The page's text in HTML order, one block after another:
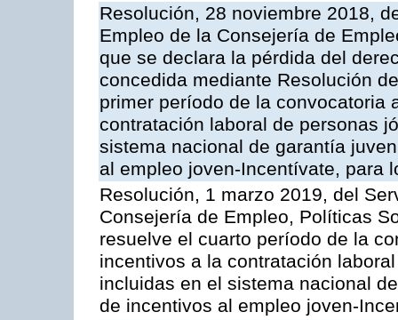
Resolución, 28 noviembre 2018,
Empleo de la Consejería de
que se declara la pérdida del
concedida mediante Resolución
primer período de la convocatoria
contratación laboral de personas
sistema nacional de garantía
al empleo joven-Incentívate, para
Resolución, 1 marzo 2019, del
Consejería de Empleo, Políticas
resuelve el cuarto período de la
incentivos a la contratación
incluidas en el sistema nacional
de incentivos al empleo joven-